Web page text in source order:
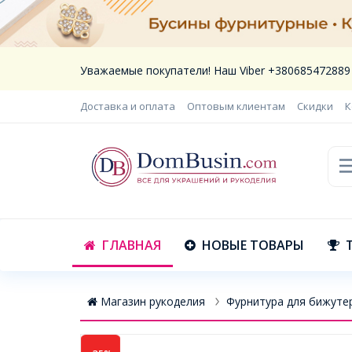
Уважаемые покупатели! Наш Viber
Доставка и оплата Оптовым клиентам Скидки
ГЛАВНАЯ НОВЫЕ ТОВАРЫ
Магазин рукоделия Фурнитура для